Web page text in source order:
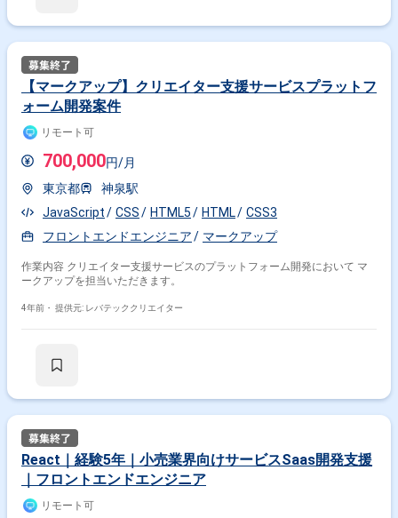
る方 ・提案を積極にできる方 - ■性別＿＿＿＿：不問 ■期間＿＿＿＿：即
日 ■就業時間＿＿：10:00〜19:00 ■勤務地＿＿＿：中目黒駅 ■勤務地補足
＿：※週1のみ常駐 - ■平均稼働＿＿：170時間前後 ■面接回数＿＿：1回 ■
時間幅＿＿＿：140時間～ 180時間 ■服装＿＿＿＿：カジュアル ■営業コ
ございます。 資本金を調達しており、さらにサービスの拡大に力を入れて
選考を進めるにあたってスキルシートが必要です。 ----------------------------------------
ません) ・週5日稼働できない方 --------------------------------------------------------
【マークアップ】クリエイター支援サービスプラットフ
ォーム開発案件
リモート可
700,000円/月
東京都
神泉駅
JavaScript
CSS HTML5 HTML
CSS3
フロントエンドエンジニア
マークアップ
作業内容 クリエイター支援サービスのプラットフォーム開発において マ
ークアップを担当いただきます。
4年前・ 提供元: レバテッククリエイター
React｜経験5年｜小売業界向けサービスSaas開発支援
｜フロントエンドエンジニア
リモート可